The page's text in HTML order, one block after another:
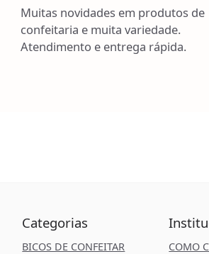
Muitas novidades em produtos de
confeitaria e muita variedade.
Atendimento e entrega rápida.
Categorias
BICOS DE CONFEITAR
COMO